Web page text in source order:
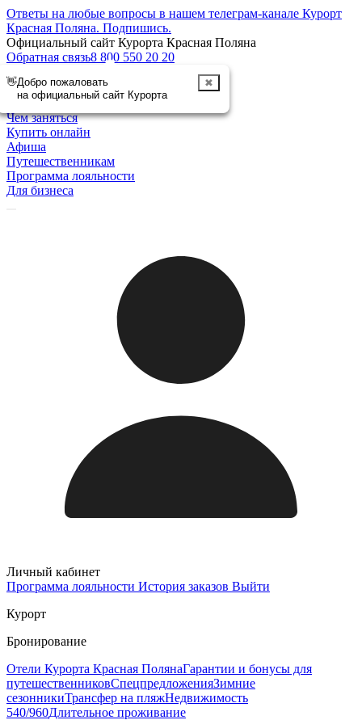
Ответы на любые вопросы в нашем телеграм-канале Курорт
Красная Поляна. Подпишись.
Официальный сайт Курорта Красная Поляна
Обратная связь8 800 550 20 20
👋Добро пожаловать
на официальный сайт Курорта
✖
Отменить
Курорт
Чем заняться
Купить онлайн
Афиша
Путешественникам
Программа лояльности
Для бизнеса
Личный кабинет
Программа лояльности История заказов Выйти
Курорт
Бронирование
Отели Курорта Красная ПолянаГарантии и бонусы для
путешественниковСпецпредложенияЗимние
сезонникиТрансфер на пляжНедвижимость
540/960Длительное проживание